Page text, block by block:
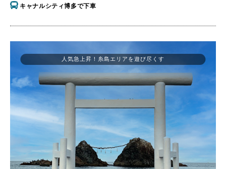
キャナルシティ博多で下車
人気急上昇！糸島エリアを遊び尽くす